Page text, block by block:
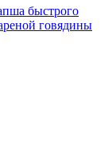
быстрого
говядины